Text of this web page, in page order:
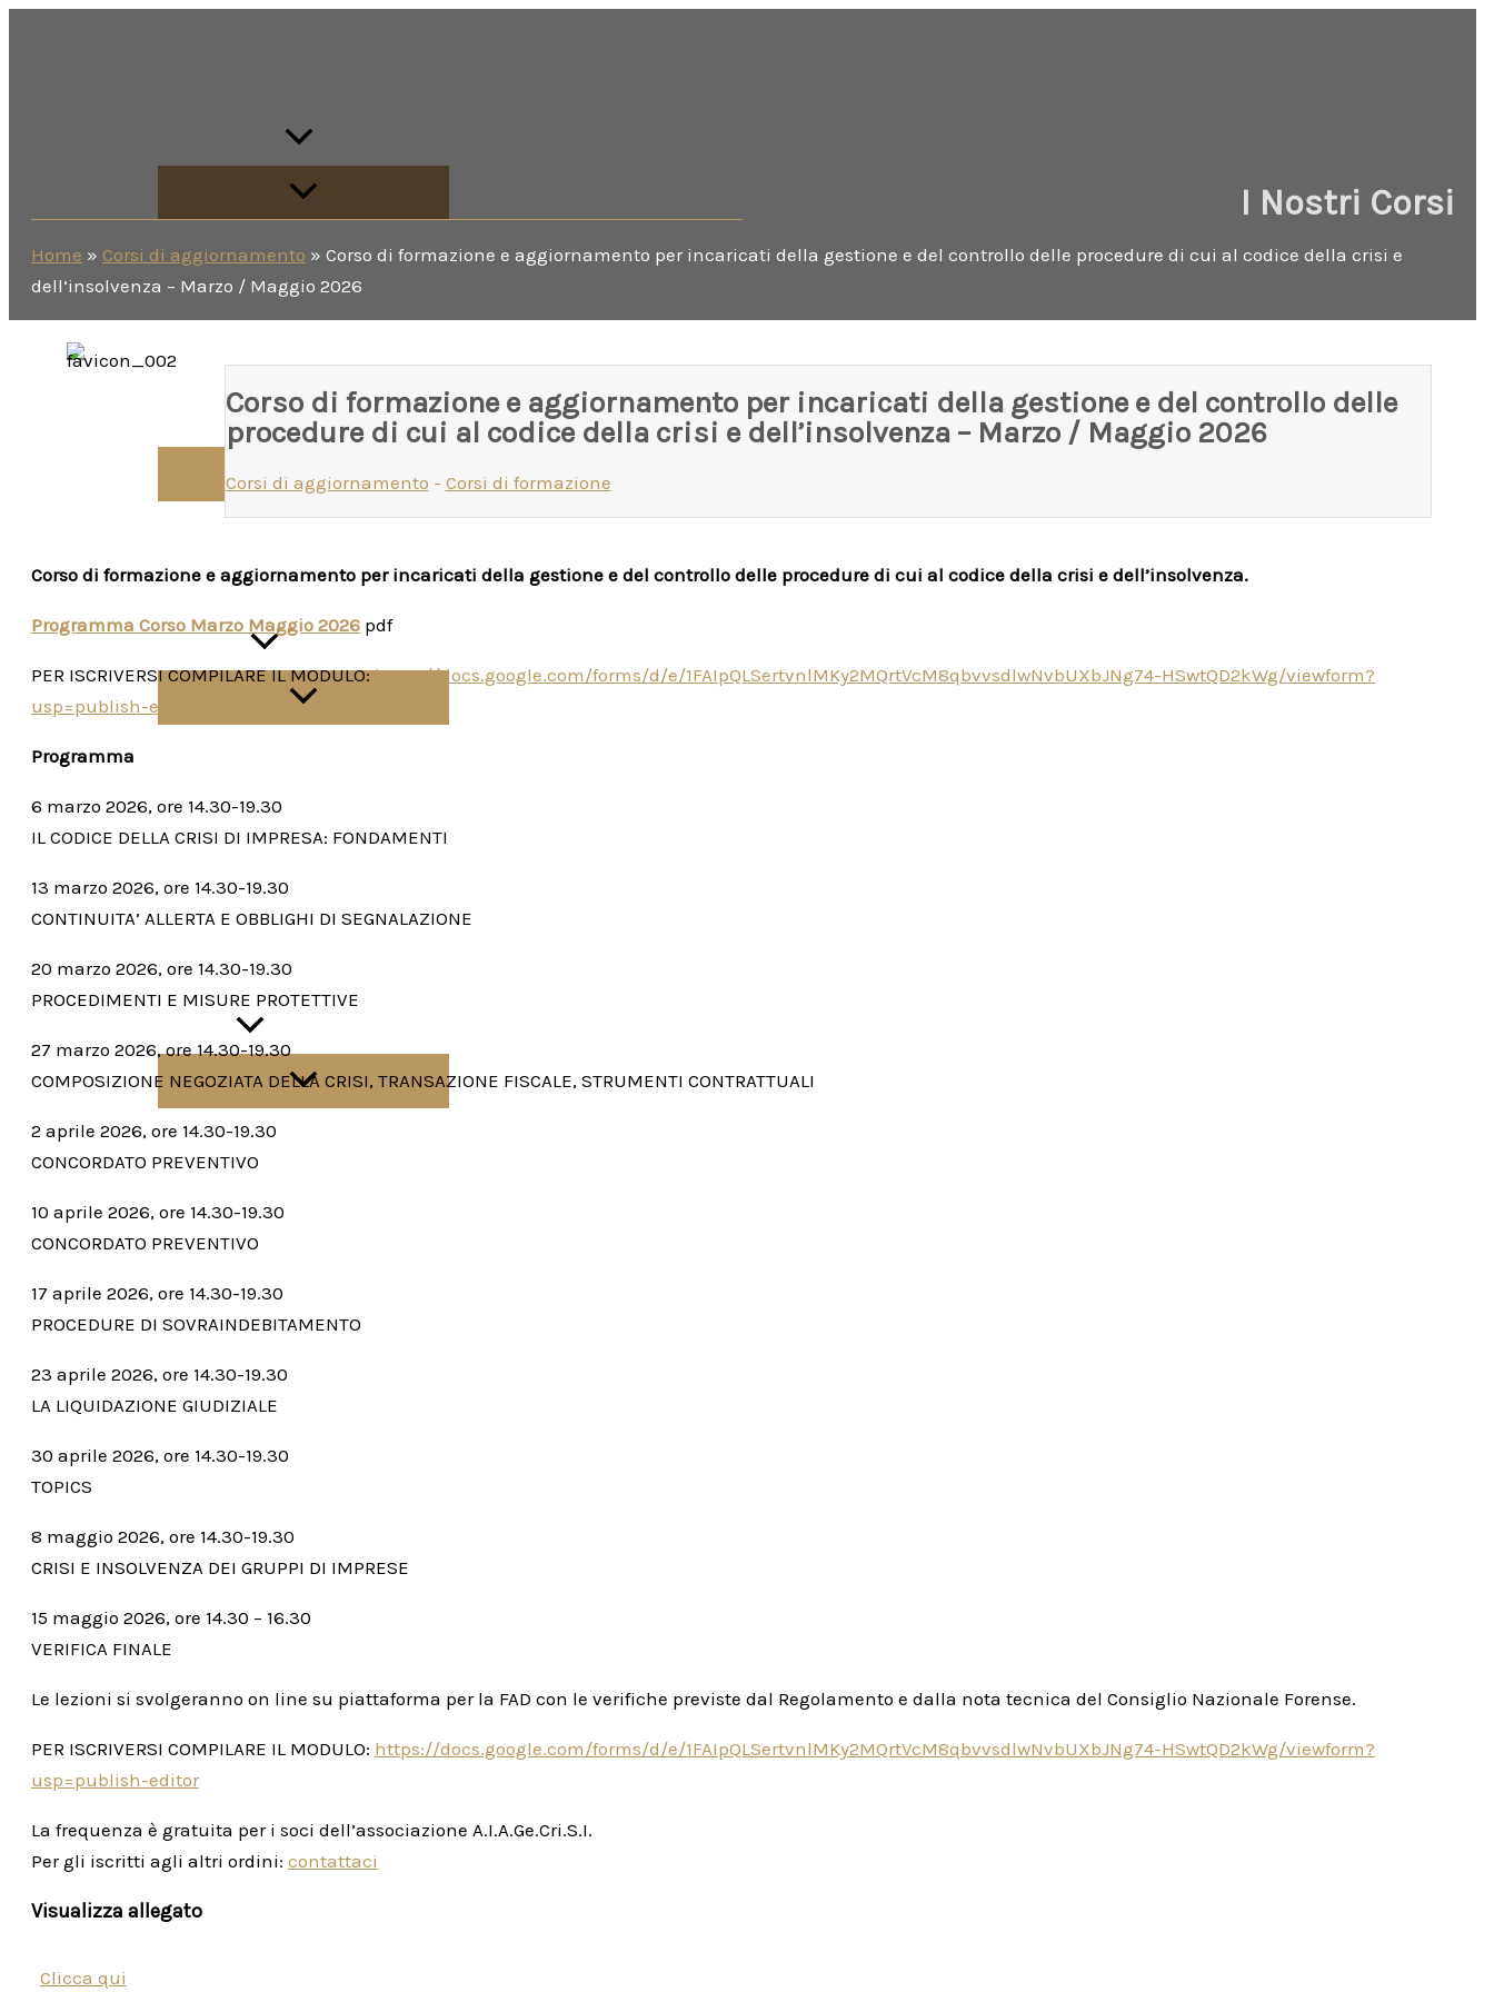
I Nostri Corsi
Contributi
Normativa
Links utili
Contatti
I Nostri Corsi
Home » Corsi di aggiornamento » Corso di formazione e aggiornamento per incaricati della gestione e del controllo delle procedure di cui al codice della crisi e
dell’insolvenza – Marzo / Maggio 2026
Corso di formazione e aggiornamento per incaricati della gestione e del controllo delle
procedure di cui al codice della crisi e dell’insolvenza – Marzo / Maggio 2026
Corsi di aggiornamento - Corsi di formazione
Corso di formazione e aggiornamento per incaricati della gestione e del controllo delle procedure di cui al codice della crisi e dell’insolvenza.
Programma Corso Marzo Maggio 2026 pdf
PER ISCRIVERSI COMPILARE IL MODULO:https://docs.google.com/forms/d/e/1FAIpQLSertvnlMKy2MQrtVcM8qbvvsdlwNvbUXbJNg74-HSwtQD2kWg/viewform?
usp=publish-editor
Programma
6 marzo 2026, ore 14.30-19.30
IL CODICE DELLA CRISI DI IMPRESA: FONDAMENTI
13 marzo 2026, ore 14.30-19.30
CONTINUITA’ ALLERTA E OBBLIGHI DI SEGNALAZIONE
20 marzo 2026, ore 14.30-19.30
PROCEDIMENTI E MISURE PROTETTIVE
27 marzo 2026, ore 14.30-19.30
COMPOSIZIONE NEGOZIATA DELLA CRISI, TRANSAZIONE FISCALE, STRUMENTI CONTRATTUALI
2 aprile 2026, ore 14.30-19.30
CONCORDATO PREVENTIVO
10 aprile 2026, ore 14.30-19.30
CONCORDATO PREVENTIVO
17 aprile 2026, ore 14.30-19.30
PROCEDURE DI SOVRAINDEBITAMENTO
23 aprile 2026, ore 14.30-19.30
LA LIQUIDAZIONE GIUDIZIALE
30 aprile 2026, ore 14.30-19.30
TOPICS
8 maggio 2026, ore 14.30-19.30
CRISI E INSOLVENZA DEI GRUPPI DI IMPRESE
15 maggio 2026, ore 14.30 – 16.30
VERIFICA FINALE
Le lezioni si svolgeranno on line su piattaforma per la FAD con le verifiche previste dal Regolamento e dalla nota tecnica del Consiglio Nazionale Forense.
PER ISCRIVERSI COMPILARE IL MODULO: https://docs.google.com/forms/d/e/1FAIpQLSertvnlMKy2MQrtVcM8qbvvsdlwNvbUXbJNg74-HSwtQD2kWg/viewform?
usp=publish-editor
La frequenza è gratuita per i soci dell’associazione A.I.A.Ge.Cri.S.I.
Per gli iscritti agli altri ordini: contattaci
Visualizza allegato
Clicca qui